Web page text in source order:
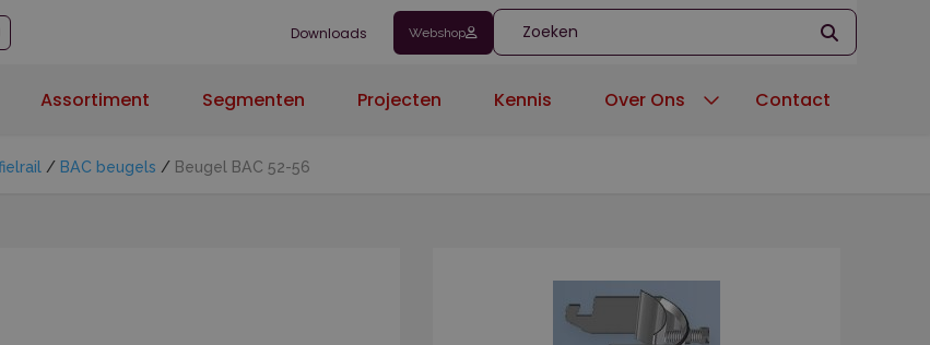
Downloads Webshop
Assortiment Segmenten Projecten Kennis Over Ons Contact
/ BAC beugels / Beugel BAC 52-56